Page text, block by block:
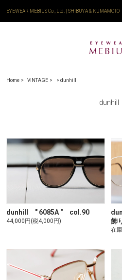
EYEWEAR MEBIUS Co., Ltd. | SHIBUYA & KUMAMOTO
Home VINTAGE > dunhill
dunhill
dunhill " 6085A " col.90
44,000円(税4,000円)
飾
在